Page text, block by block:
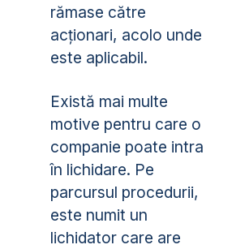
rămase către
acționari, acolo unde
este aplicabil.
Există mai multe
motive pentru care o
companie poate intra
în lichidare. Pe
parcursul procedurii,
este numit un
lichidator care are